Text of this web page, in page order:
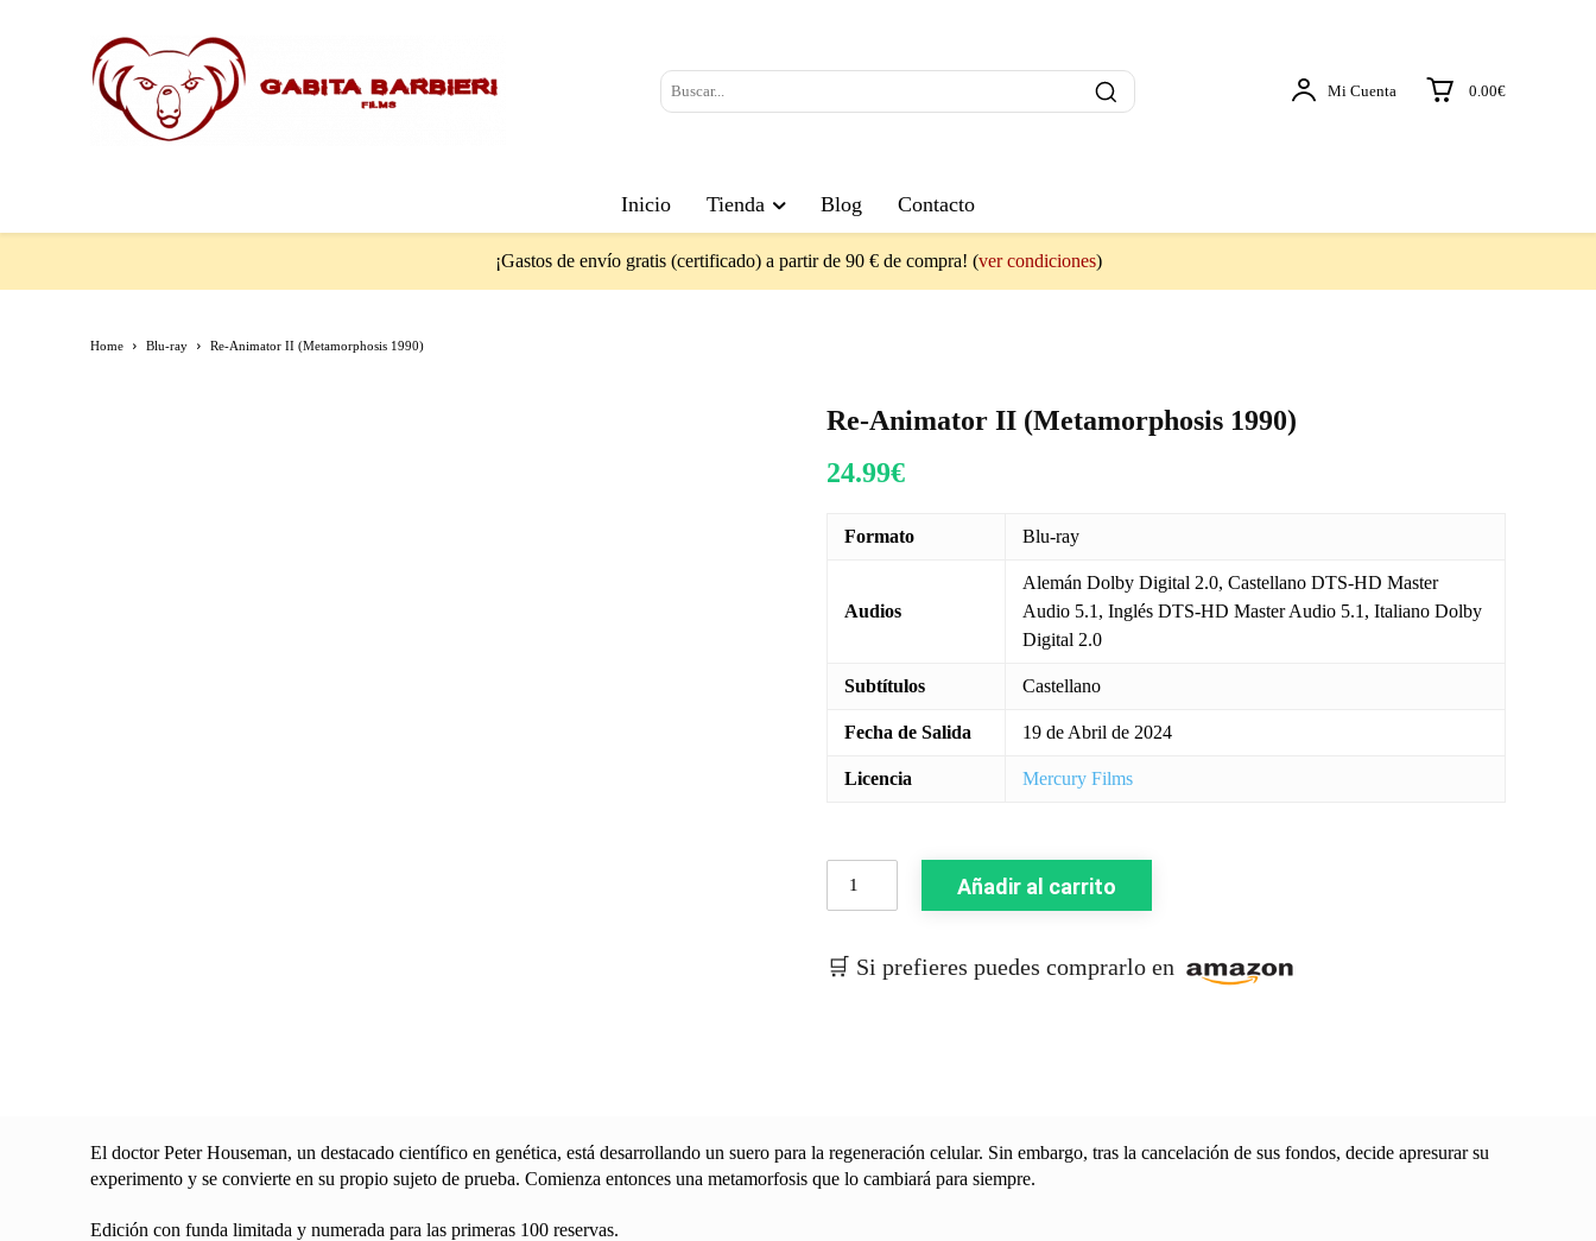
Mi Cuenta 0.00€
Inicio Tienda Blog Contacto
¡Gastos de envío gratis (certificado) a partir de 90 € de compra! (ver condiciones)
Home Blu-ray Re-Animator II (Metamorphosis 1990)
Re-Animator II (Metamorphosis 1990)
24.99€
Formato Blu-ray
Audios
Alemán Dolby Digital 2.0, Castellano DTS-HD Master
Audio 5.1, Inglés DTS-HD Master Audio 5.1, Italiano Dolby
Digital 2.0
Subtítulos Castellano
Fecha de Salida 19 de Abril de 2024
Licencia Mercury Films
Animator
1990)
Añadir al carrito
🛒 Si prefieres puedes comprarlo en
El doctor Peter Houseman, un destacado científico en genética, está desarrollando un suero para la regeneración celular. Sin embargo, tras la cancelación de sus fondos, decide apresurar su
experimento y se convierte en su propio sujeto de prueba. Comienza entonces una metamorfosis que lo cambiará para siempre.
Edición con funda limitada y numerada para las primeras 100 reservas.